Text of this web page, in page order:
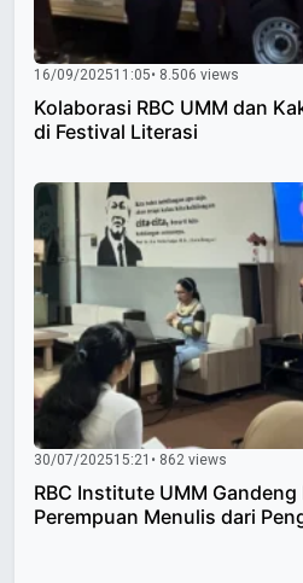
16/09/202511:05• 8.506 views
Kolaborasi RBC UMM dan
di Festival Literasi
30/07/202515:21 • 862 views
RBC Institute UMM
Perempuan Menulis dari